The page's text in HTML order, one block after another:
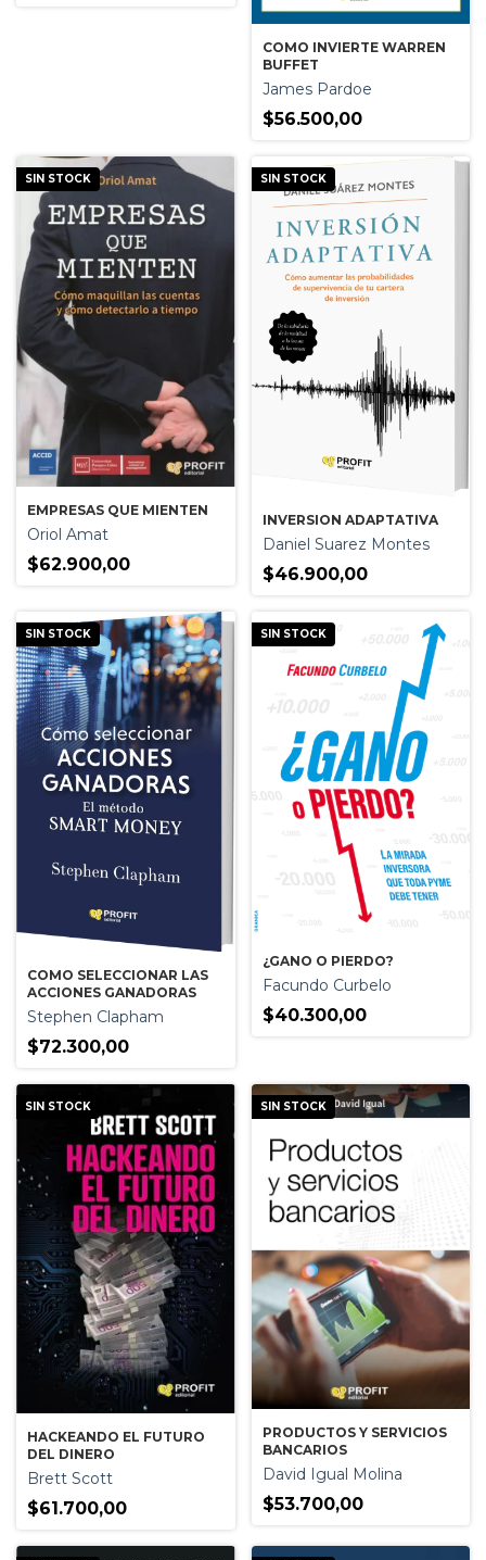
COMO INVIERTE WARREN
BUFFET
James Pardoe
$56.500,00
SIN STOCK
EMPRESAS QUE MIENTEN
Oriol Amat
$62.900,00
SIN STOCK
INVERSION ADAPTATIVA
Daniel Suarez Montes
$46.900,00
SIN STOCK
COMO SELECCIONAR LAS
ACCIONES GANADORAS
Stephen Clapham
$72.300,00
SIN STOCK
¿GANO O PIERDO?
Facundo Curbelo
$40.300,00
SIN STOCK
HACKEANDO EL FUTURO
DEL DINERO
Brett Scott
$61.700,00
SIN STOCK
PRODUCTOS Y SERVICIOS
BANCARIOS
David Igual Molina
$53.700,00